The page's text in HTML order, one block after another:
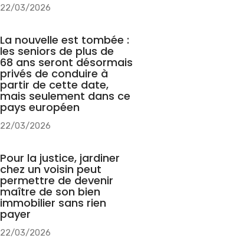
22/03/2026
La nouvelle est tombée :
les seniors de plus de
68 ans seront désormais
privés de conduire à
partir de cette date,
mais seulement dans ce
pays européen
22/03/2026
Pour la justice, jardiner
chez un voisin peut
permettre de devenir
maître de son bien
immobilier sans rien
payer
22/03/2026